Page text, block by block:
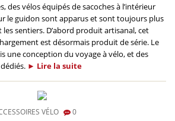
des vélos équipés de sacoches à l’intérieur
le guidon sont apparus et sont toujours plus
sentiers. D’abord produit artisanal, cet
est désormais produit de série. Le
une conception du voyage à vélo, et des
► Lire la suite
VÉLO 0